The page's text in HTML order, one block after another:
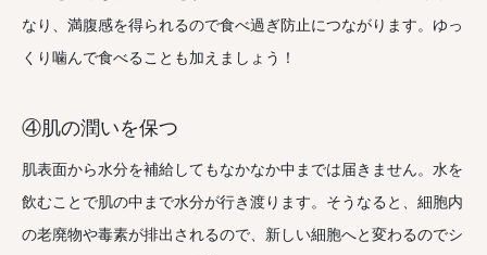
なり、満腹感を得られるので食べ過ぎ防止につながります。ゆっ
くり噛んで食べることも加えましょう！
④肌の潤いを保つ
肌表面から水分を補給してもなかなか中までは届きません。水を
飲むことで肌の中まで水分が行き渡ります。そうなると、細胞内
の老廃物や毒素が排出されるので、新しい細胞へと変わるのでシ